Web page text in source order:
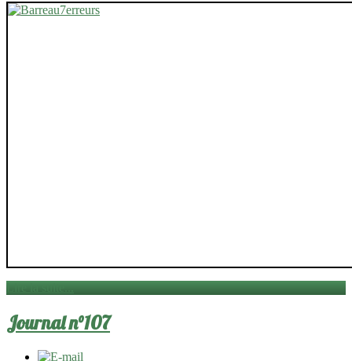
Lire la suite...
Journal n°107